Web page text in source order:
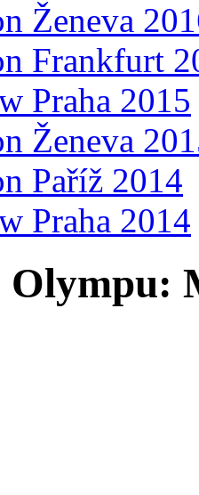
Ženeva
Frankfurt
Praha 2015
Ženeva
Paříž 2014
Praha 2014
Olympu: